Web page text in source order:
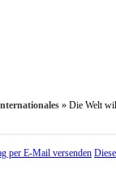
» Die Welt